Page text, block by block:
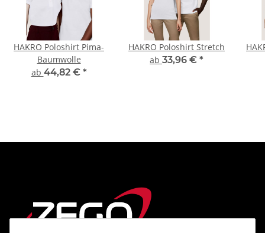
HAKRO Poloshirt Pima-
Baumwolle
ab 44,82 € *
HAKRO Poloshirt Stretch
ab 33,96 € *